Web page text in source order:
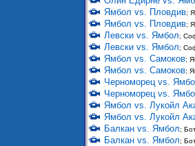
Ямбол vs. Пловдив;
Ямбол vs. Пловдив;
Левски vs. Ямбол;
Левски vs. Ямбол;
Ямбол vs. Самоков;
Ямбол vs. Самоков;
Черноморец vs.
Черноморец vs.
Ямбол vs. Лукойл
Ямбол vs. Лукойл
Балкан vs. Ямбол;
Балкан vs. Ямбол;